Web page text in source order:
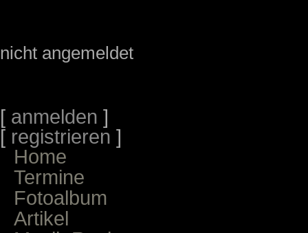
nicht angemeldet
[ anmelden ]
[ registrieren ]
Home
Termine
Fotoalbum
Artikel